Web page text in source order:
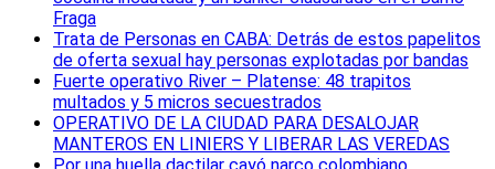
Fraga
Trata de Personas en CABA: Detrás de estos papelitos
de oferta sexual hay personas explotadas por bandas
Fuerte operativo River – Platense: 48 trapitos
multados y 5 micros secuestrados
OPERATIVO DE LA CIUDAD PARA DESALOJAR
MANTEROS EN LINIERS Y LIBERAR LAS VEREDAS